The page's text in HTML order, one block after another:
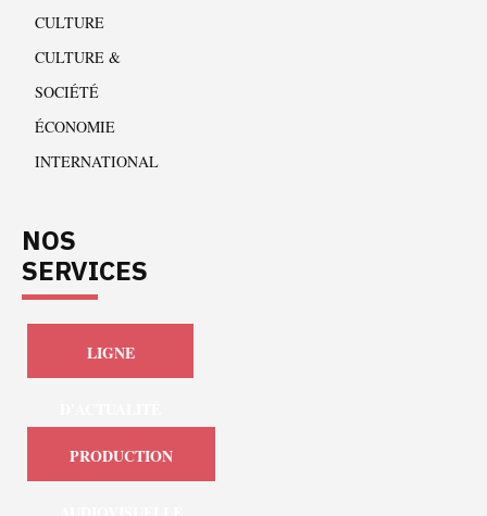
CULTURE
CULTURE &
SOCIÉTÉ
ÉCONOMIE
INTERNATIONAL
NOS
SERVICES
LIGNE
PRODUCTION